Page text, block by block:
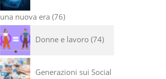
una nuova era 76
Donne e lavoro 74
Generazioni sui Social